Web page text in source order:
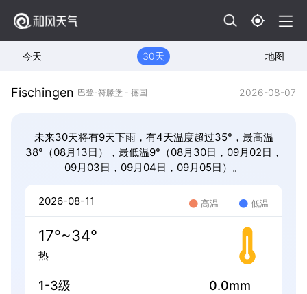
今天 30天 地图
Fischingen 巴登-符滕堡 - 德国 2026-08-07
未来30天将有9天下雨，有4天温度超过35°，最高温
38°（08月13日），最低温9°（08月30日，09月02日，
09月03日，09月04日，09月05日）。
2026-08-11 高温 低温
17°~34°
热
1-3级 0.0mm